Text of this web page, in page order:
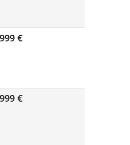
€
€